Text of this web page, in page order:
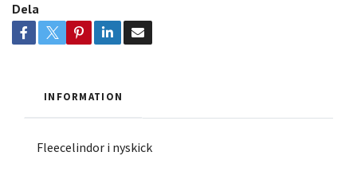
Dela
INFORMATION
Fleecelindor i nyskick